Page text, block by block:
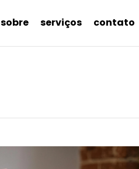
sobre serviços contato